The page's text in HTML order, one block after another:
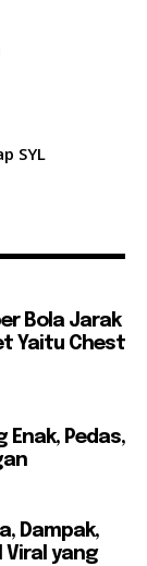
SYL
Bola Jarak
Yaitu Chest
Pedas,
Dampak,
Viral yang